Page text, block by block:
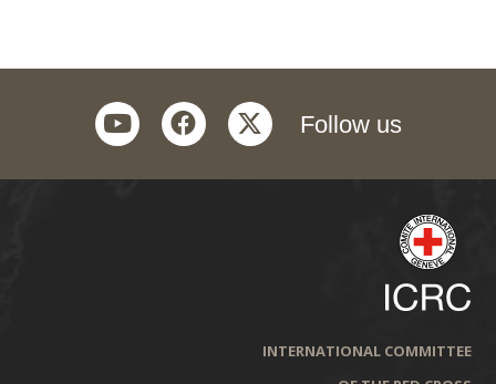
Follow us
twitter
facebook
youtube
INTERNATIONAL COMMITTEE